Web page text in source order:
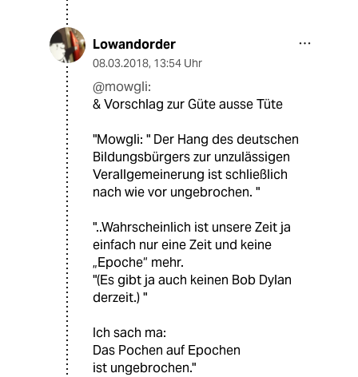
Lowandorder
08.03.2018, 13:54 Uhr
@mowgli:
& Vorschlag zur Güte ausse Tüte
"Mowgli: " Der Hang des deutschen
Bildungsbürgers zur unzulässigen
Verallgemeinerung ist schließlich
nach wie vor ungebrochen. "
"..Wahrscheinlich ist unsere Zeit ja
einfach nur eine Zeit und keine
„Epoche“ mehr.
"(Es gibt ja auch keinen Bob Dylan
derzeit.) "
Ich sach ma:
Das Pochen auf Epochen
ist ungebrochen."